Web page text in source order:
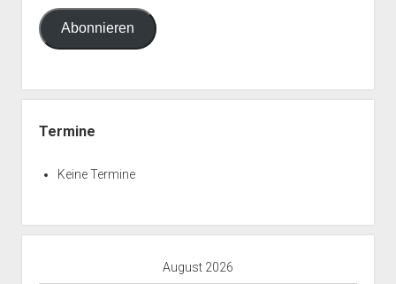
Adresse
Abonnieren
Termine
Keine Termine
August 2026